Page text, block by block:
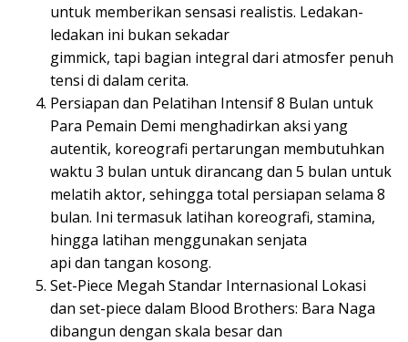
untuk memberikan sensasi realistis. Ledakan-
ledakan ini bukan sekadar
gimmick, tapi bagian integral dari atmosfer penuh
tensi di dalam cerita.
Persiapan dan Pelatihan Intensif 8 Bulan untuk
Para Pemain Demi menghadirkan aksi yang
autentik, koreografi pertarungan membutuhkan
waktu 3 bulan untuk dirancang dan 5 bulan untuk
melatih aktor, sehingga total persiapan selama 8
bulan. Ini termasuk latihan koreografi, stamina,
hingga latihan menggunakan senjata
api dan tangan kosong.
Set-Piece Megah Standar Internasional Lokasi
dan set-piece dalam Blood Brothers: Bara Naga
dibangun dengan skala besar dan